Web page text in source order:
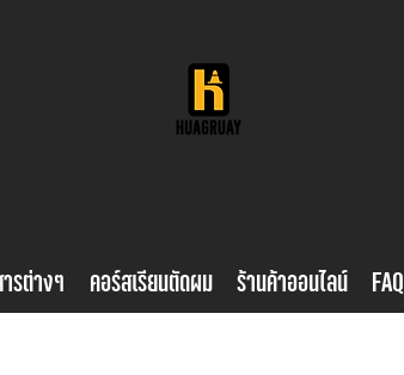
รต่างๆ คอร์สเรียนตัดผม ร้านค้าออนไลน์ FAQ